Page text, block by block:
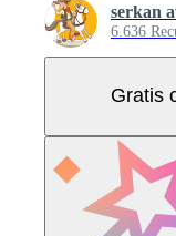
serkan
6.636
Gratis